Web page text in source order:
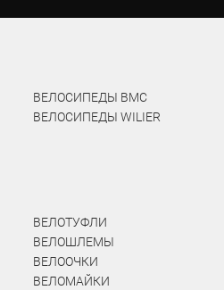
ВЕЛОСИПЕДЫ BMC
ВЕЛОСИПЕДЫ WILIER
ВЕЛОТУФЛИ
ВЕЛОШЛЕМЫ
ВЕЛООЧКИ
ВЕЛОМАЙКИ